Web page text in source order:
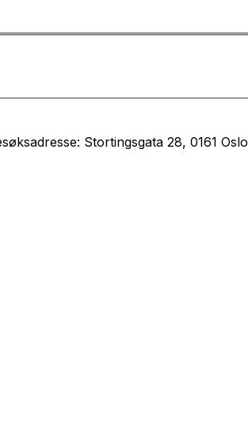
Stortingsgata 28, 0161 Oslo